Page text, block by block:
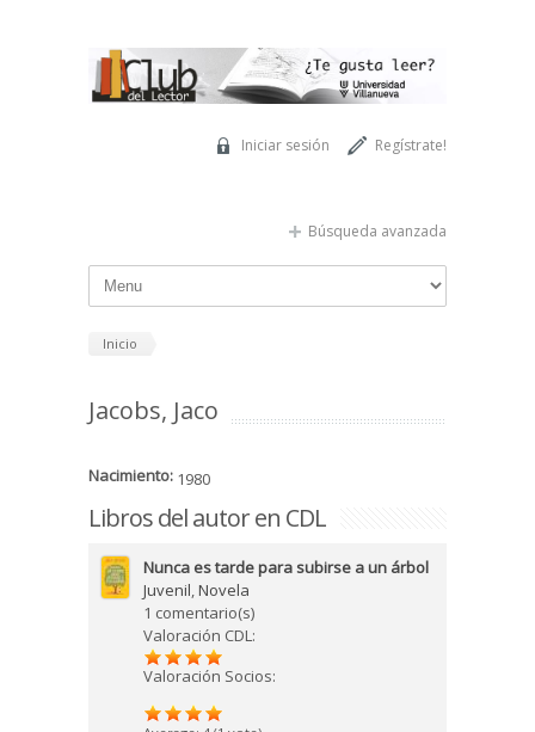
Regístrate!
Iniciar sesión
Búsqueda avanzada
Inicio
Jacobs, Jaco
Nacimiento: 1980
Libros del autor en CDL
Nunca es tarde para subirse a un árbol
Juvenil,Novela
1 comentario(s)
Valoración CDL:
Valoración Socios: